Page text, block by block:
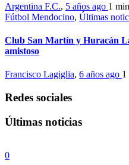
Argentina F.C., 5 años ago 1 min
Fútbol Mendocino, Últimas
Club San Martín y Huracán
amistoso
Francisco Lagiglia, 6 años ago 1
Redes sociales
Últimas noticias
0